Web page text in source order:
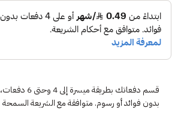
قسم دفعاتك بطريقة ميسرة إلى 4 وحتى 6 دفعات،
بدون فوائد أو رسوم. متوافقة مع الشريعة السمحة